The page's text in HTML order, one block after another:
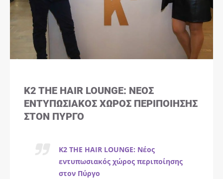
K2 THE HAIR LOUNGE: ΝΈΟΣ
ΕΝΤΥΠΩΣΙΑΚΌΣ ΧΏΡΟΣ ΠΕΡΙΠΟΊΗΣΗΣ
ΣΤΟΝ ΠΎΡΓΟ
K2 THE HAIR LOUNGE: Νέος
εντυπωσιακός χώρος περιποίησης
στον Πύργο